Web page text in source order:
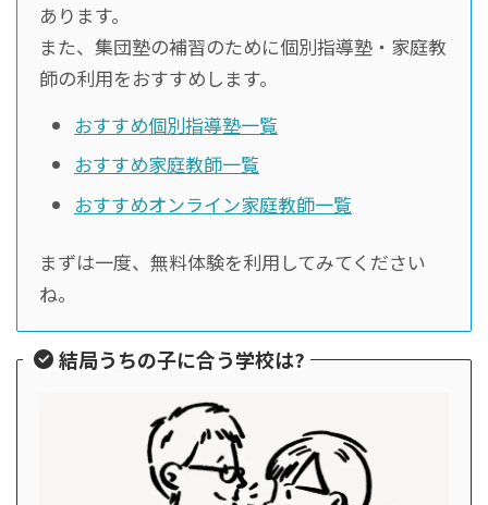
あります。
また、集団塾の補習のために個別指導塾・家庭教
師の利用をおすすめします。
おすすめ個別指導塾一覧
おすすめ家庭教師一覧
おすすめオンライン家庭教師一覧
まずは一度、無料体験を利用してみてください
ね。
結局うちの子に合う学校は?